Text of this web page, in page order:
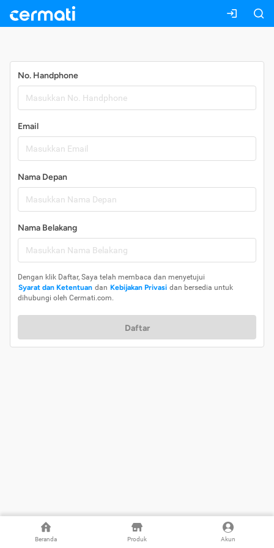
Beranda Produk Akun
No. Handphone
Email
Nama Depan
Nama Belakang
Dengan klik Daftar, Saya telah membaca dan menyetujui
Syarat dan Ketentuan dan Kebijakan Privasi dan bersedia untuk
dihubungi oleh Cermati.com.
Daftar